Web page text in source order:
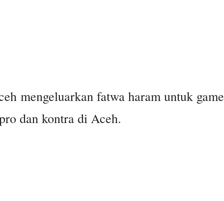
mengeluarkan fatwa haram untuk game
dan kontra di Aceh.